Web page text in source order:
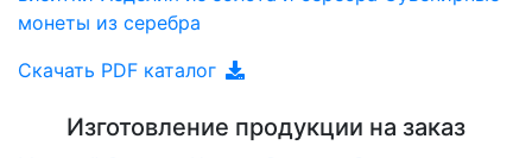
монеты из серебра
Скачать PDF каталог
Изготовление продукции на заказ